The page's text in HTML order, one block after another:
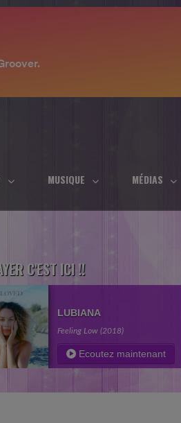
MUSIQUE MÉDIAS
C'EST ICI !!
LUBIANA
Feeling Low (2018)
Ecoutez maintenant